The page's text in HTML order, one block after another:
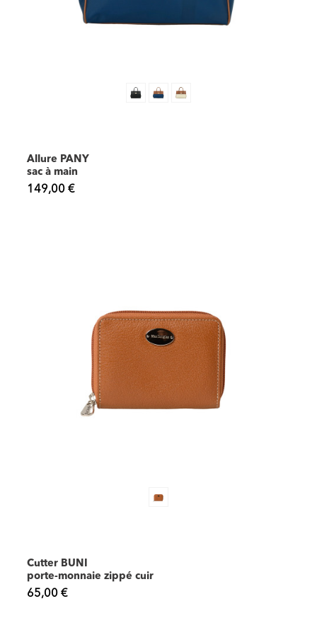
Allure PANY
sac à main
149,00 €
Cutter BUNI
porte-monnaie zippé cuir
65,00 €